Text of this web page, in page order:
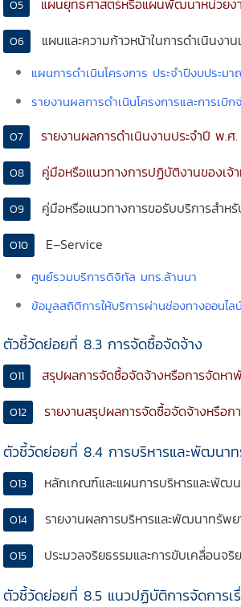
O5 แผนยุทธศาสตร์หรือแผนพัฒนาหน่วยง
O6 แผนและความก้าวหน้าในการดำเนินง
แผนการดำเนินโครงการ ประจำปีงบประ
รายงานผลการดำเนินโครงการและการเ
O7 รายงานผลการดำเนินงานประจำปี พ.ศ
O8 คู่มือหรือแนวทางการปฏิบัติงานของเจ้
O9 คู่มือหรือแนวทางการขอรับบริการสำ
O10 E–Service
ศูนย์รวมบริการดิจิทัล มทร.ล้านนา
ข้อมูลสถิติการให้บริการผ่านช่องทางออนไล
ตัวชี้วัดย่อยที่ 8.3 การจัดซื้อจัดจ้าง
O11 สรุปผลการจัดซื้อจัดจ้างหรือการจัดห
O12 รายงานสรุปผลการจัดซื้อจัดจ้างหรือ
ตัวชี้วัดย่อยที่ 8.4 การบริหารและพัฒนา
O13 หลักเกณฑ์และแผนการบริหารและพั
O14 รายงานผลการบริหารและพัฒนาทรัพ
O15 ประมวลจริยธรรมและการขับเคลื่อนจริ
ตัวชี้วัดย่อยที่ 8.5 แนวปฏิบัติการจัดการเ